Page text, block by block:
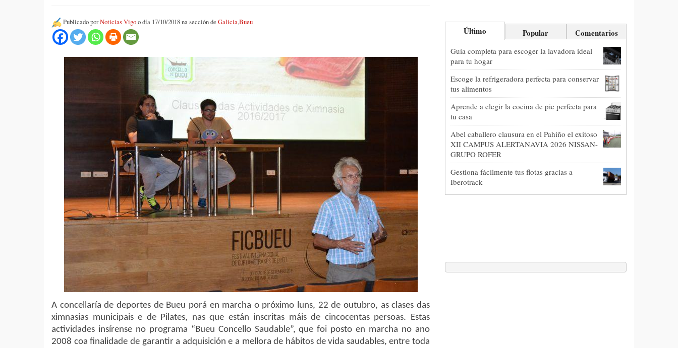
Publicado porNoticias Vigoo día 17/10/2018 na sección de Galicia,Bueu
A concellaría de deportes de Bueu porá en marcha o próximo luns, 22 de outubro, as clases das
ximnasias municipais e de Pilates, nas que están inscritas máis de cincocentas persoas. Estas
actividades insírense no programa “Bueu Concello Saudable”, que foi posto en marcha no ano
2008 coa finalidade de garantir a adquisición e a mellora de hábitos de vida saudables, entre toda
Último Popular Comentarios
Guía completa para escoger la lavadora ideal
para tu hogar
Escoge la refrigeradora perfecta para conservar
tus alimentos
Aprende a elegir la cocina de pie perfecta para
tu casa
Abel caballero clausura en el Pahiño el exitoso
XII CAMPUS ALERTANAVIA 2026 NISSAN-
GRUPO ROFER
Gestiona fácilmente tus flotas gracias a
Iberotrack